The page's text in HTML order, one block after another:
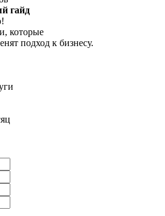
гайд
которые
подход к бизнесу.